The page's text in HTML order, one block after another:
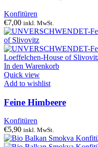
Konfitüren
€7,00 inkl. MwSt.
In den Warenkorb
Quick view
Add to wishlist
Feine Himbeere
Konfitüren
€5,90 inkl. MwSt.